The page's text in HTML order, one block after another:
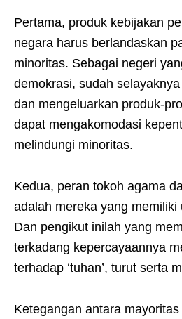
Pertama, produk kebijakan
negara harus berlandaskan
minoritas. Sebagai negeri
demokrasi, sudah
dan mengeluarkan produk-
dapat mengakomodasi
melindungi minoritas.
Kedua, peran tokoh agama
adalah mereka yang memiliki
Dan pengikut inilah yang
terkadang kepercayaannya
terhadap ‘tuhan’, turut serta
Ketegangan antara